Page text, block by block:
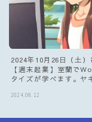
2024年10月26日（土）
【週末起業】室蘭で
タイズが学べます。ヤ
す。
2024.08.12